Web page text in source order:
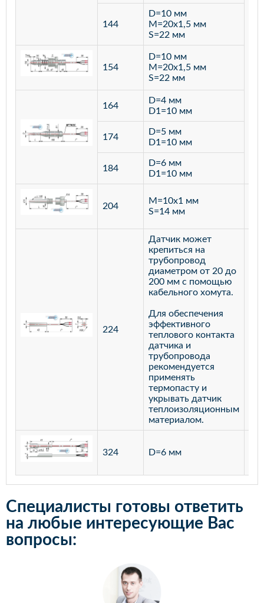
144
D=10 мм
M=20х1,5 мм
S=22 мм
154
D=10 мм
M=20х1,5 мм
S=22 мм
164
D=4 мм
D1=10 мм
174
D=5 мм
D1=10 мм
184
D=6 мм
D1=10 мм
204
M=10х1 мм
S=14 мм
224
Датчик может
крепиться на
трубопровод
диаметром от 20 до
200 мм с помощью
кабельного хомута.
Для обеспечения
эффективного
теплового контакта
датчика и
трубопровода
рекомендуется
применять
термопасту и
укрывать датчик
теплоизоляционным
материалом.
324 D=6 мм
Специалисты готовы ответить
на любые интересующие Вас
вопросы: